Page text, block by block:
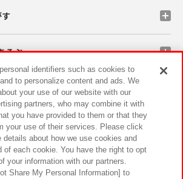
そぶ
ペーン
サステナビリティ サイトポリシー
ー ウェブアクセシビリティ方針と検証結果
identifiers such as cookies to
to personalize content and ads. We
your use of our website with our
partners, who may combine it with
you have provided to them or that they
your use of their services. Please click
details about how we use cookies and
of each cookie. You have the right to opt
your information with our partners.
Share My Personal Information] to